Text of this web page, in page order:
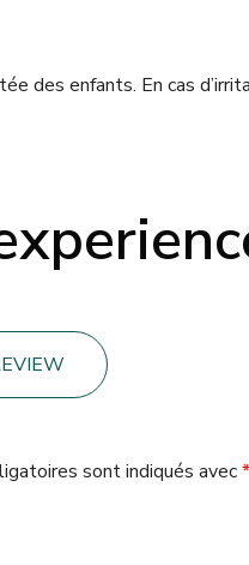
des enfants. En cas
sont indiqués avec*